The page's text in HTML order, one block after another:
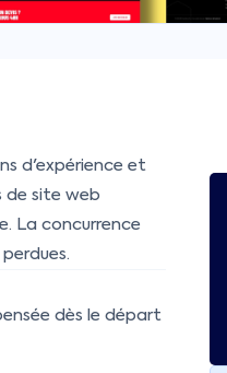
d'expérience et
de site web
La concurrence
dès le départ